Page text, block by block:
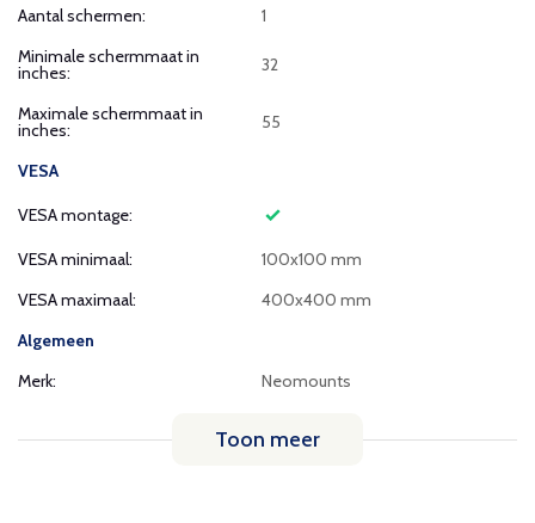
Aantal schermen:
1
Minimale schermmaat in
inches: 32
Maximale schermmaat in
inches: 55
VESA
VESA montage:
VESA minimaal:
100x100 mm
VESA maximaal:
400x400 mm
Algemeen
Merk:
Neomounts
Toon meer